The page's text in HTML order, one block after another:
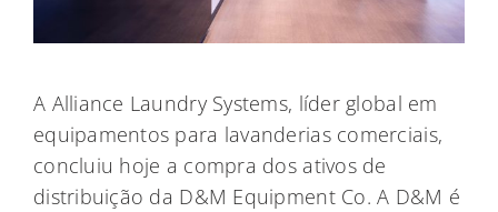
A Alliance Laundry Systems, líder global em
equipamentos para lavanderias comerciais,
concluiu hoje a compra dos ativos de
distribuição da D&M Equipment Co. A D&M é